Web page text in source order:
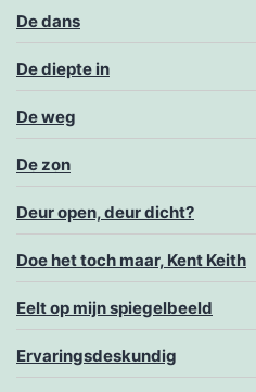
De dans
De diepte in
De weg
De zon
Deur open, deur dicht?
Doe het toch maar, Kent Keith
Eelt op mijn spiegelbeeld
Ervaringsdeskundig